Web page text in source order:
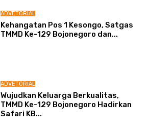
ADVETORIAL
Kehangatan Pos 1 Kesongo, Satgas
TMMD Ke-129 Bojonegoro dan...
ADVETORIAL
Wujudkan Keluarga Berkualitas,
TMMD Ke-129 Bojonegoro Hadirkan
Safari KB...